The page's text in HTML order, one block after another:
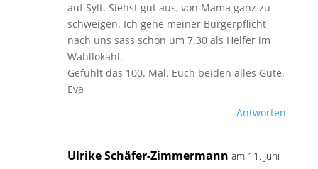
auf Sylt. Siehst gut aus, von Mama ganz zu
schweigen. Ich gehe meiner Bürgerpflicht
nach uns sass schon um 7.30 als Helfer im
Wahllokahl.
Gefühlt das 100. Mal. Euch beiden alles Gute.
Eva
Antworten
Ulrike Schäfer-Zimmermann am 11. Juni